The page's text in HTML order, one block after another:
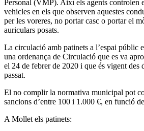
Personal (VMP). Així els agents controlen
vehicles en els que observen aquestes
per les voreres, no portar casc o portar el
auriculars posats.
La circulació amb patinets a l’espai públic
una ordenança de Circulació que es va
el 24 de febrer de 2020 i que és vigent des
passat.
El no complir la normativa municipal pot
sancions d’entre 100 i 1.000 €, en funció
A Mollet els patinets: